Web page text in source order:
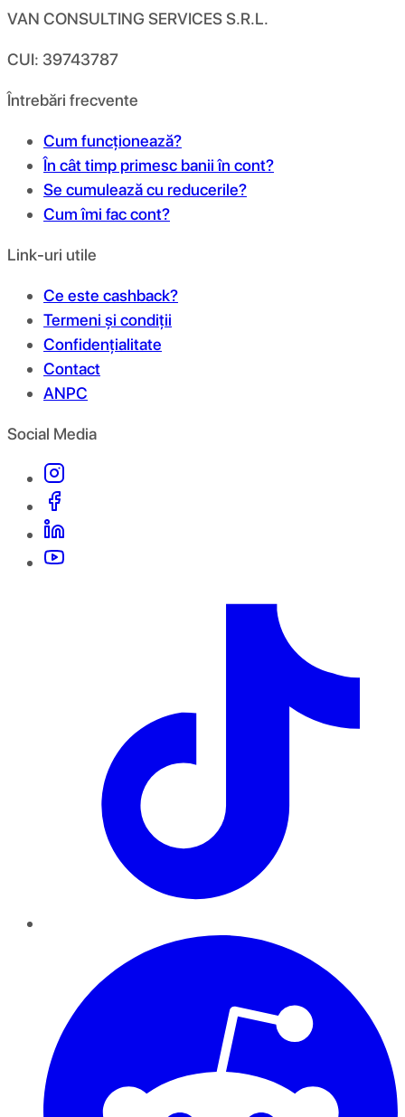
VAN CONSULTING SERVICES S.R.L.
CUI: 39743787
Întrebări frecvente
Cum funcționează?
În cât timp primesc banii în cont?
Se cumulează cu reducerile?
Cum îmi fac cont?
Link-uri utile
Ce este cashback?
Termeni și condiții
Confidențialitate
Contact
ANPC
Social Media